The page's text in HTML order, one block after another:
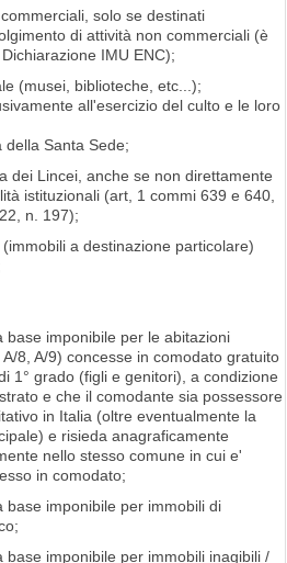
solo se destinati
di attività non commerciali (è
IMU ENC);
(musei, biblioteche, etc...);
all'esercizio del culto e le loro
della Santa Sede;
dei Lincei, anche se non direttamente
istituzionali (art, 1 commi 639 e 640,
n. 197);
a destinazione particolare)
base imponibile per le abitazioni
8, A/9) concesse in comodato gratuito
1° grado (figli e genitori), a condizione
e che il comodante sia possessore
in Italia (oltre eventualmente la
e risieda anagraficamente
nello stesso comune in cui e'
in comodato;
base imponibile per immobili di
base imponibile per immobili inagibili /